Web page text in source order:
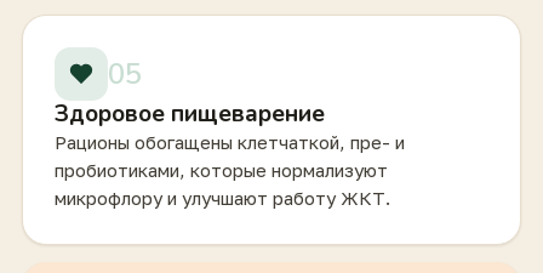
05
Здоровое пищеварение
Рационы обогащены клетчаткой, пре- и
пробиотиками, которые нормализуют
микрофлору и улучшают работу ЖКТ.